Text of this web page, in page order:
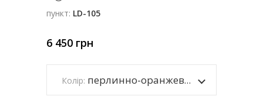
пункт: LD-105
6 450 грн
Колір: перлинно-оранжевий каркас